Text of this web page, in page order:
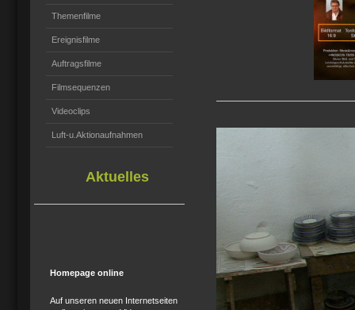
Themenfilme
Ereignisfilme
Auftragsfilme
Filmsequenzen
Videoclips
Luft-u.Aktionaufnahmen
Aktuelles
Homepage online
Auf unseren neuen Internetseiten